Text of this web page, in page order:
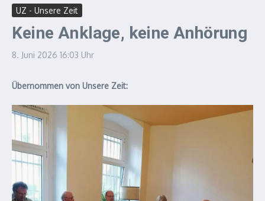
UZ - Unsere Zeit
Keine Anklage, keine Anhörung
8. Juni 2026 16:03 Uhr
Übernommen von Unsere Zeit: